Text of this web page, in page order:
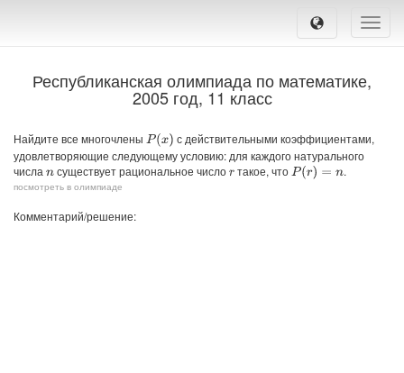
Toggle
Республиканская олимпиада по математике,
2005 год, 11 класс
Найдите все многочлены P(x)
с действительными коэффициентами,
удовлетворяющие следующему условию: для каждого натурального
числа nсуществует рациональное числоr такое, чтоP(r)=n .
посмотреть в олимпиаде
Комментарий/решение: